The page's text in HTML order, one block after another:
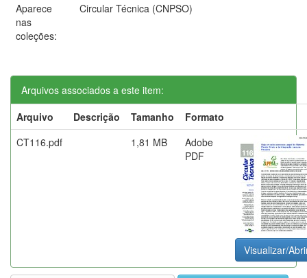
Aparece
nas
coleções:
Circular Técnica (CNPSO)
Arquivos associados a este item:
Arquivo
Descrição Tamanho
Formato
CT116.pdf
1,81 MB
Adobe
PDF
Visualizar/